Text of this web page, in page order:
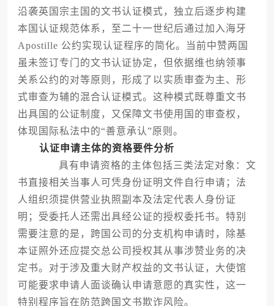
沿袭英国宗主国的文书认证模式，独立后逐步构建
本国认证规范体系，至二十一世纪后通过加入海牙
Apostille 公约实现认证程序的简化。当前中赞两国
虽未签订专门的文书认证协定，但依据维也纳领事
关系公约的对等原则，形成了以实质审查为主、形
式审查为辅的混合认证模式。这种模式既尊重文书
出具国的公证制度，又保障文书使用国的审查权，
体现国际私法中的“善意承认”原则。
认证申请主体的资格要件分析
具有申请资格的主体包括三类法定对象：文
书直接相关当事人可凭身份证明文件自行申请；法
人组织须提供营业执照副本及法定代表人身份证
明；受委托人还需出具经公证的授权委托书。特别
需要注意的是，跨国公司的分支机构申请时，除基
本证照外还应提交总公司授权其从事涉赞业务的决
定书。对于涉及重大财产权益的文书认证，大使馆
可能要求申请人面谈确认申请意愿的真实性，这一
特别程序旨在防范跨国文书欺诈风险。